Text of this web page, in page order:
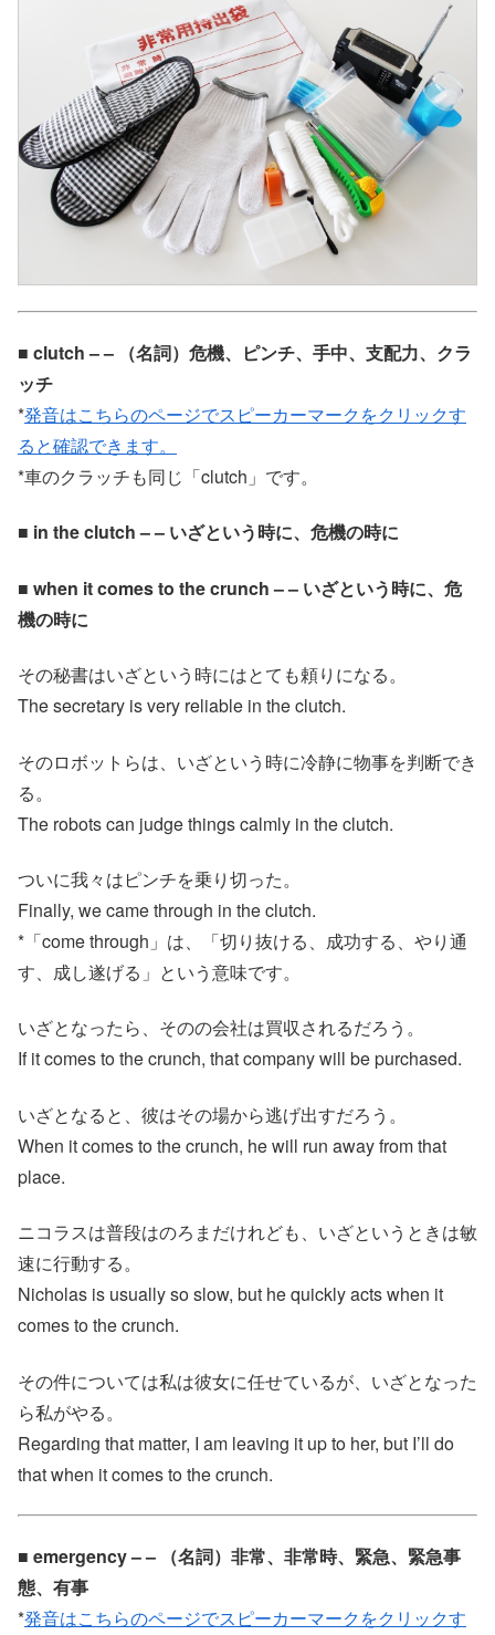
■ clutch – – （名詞）危機、ピンチ、手中、支配力、クラ
ッチ
*発音はこちらのページでスピーカーマークをクリックす
ると確認できます。
*車のクラッチも同じ「clutch」です。
■ in the clutch – – いざという時に、危機の時に
■ when it comes to the crunch – – いざという時に、危
機の時に
その秘書はいざという時にはとても頼りになる。
The secretary is very reliable in the clutch.
そのロボットらは、いざという時に冷静に物事を判断でき
る。
The robots can judge things calmly in the clutch.
ついに我々はピンチを乗り切った。
Finally, we came through in the clutch.
*「come through」は、「切り抜ける、成功する、やり通
す、成し遂げる」という意味です。
いざとなったら、そのの会社は買収されるだろう。
If it comes to the crunch, that company will be purchased.
いざとなると、彼はその場から逃げ出すだろう。
When it comes to the crunch, he will run away from that
place.
ニコラスは普段はのろまだけれども、いざというときは敏
速に行動する。
Nicholas is usually so slow, but he quickly acts when it
comes to the crunch.
その件については私は彼女に任せているが、いざとなった
ら私がやる。
Regarding that matter, I am leaving it up to her, but I’ll do
that when it comes to the crunch.
■ emergency – – （名詞）非常、非常時、緊急、緊急事
態、有事
*発音はこちらのページでスピーカーマークをクリックす